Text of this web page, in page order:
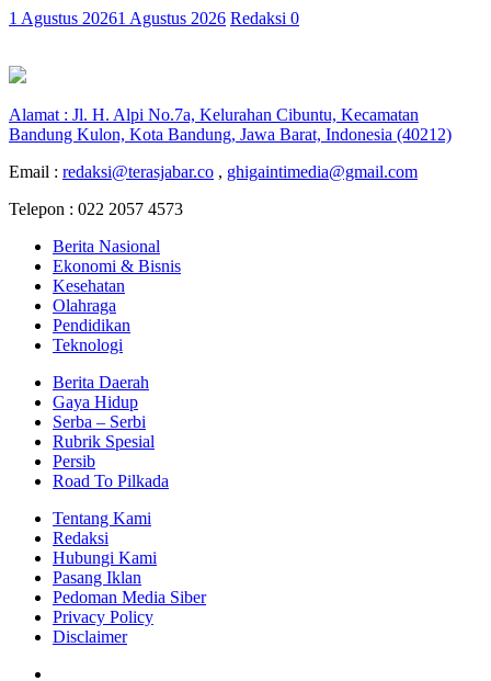
1 Agustus 20261 Agustus 2026 Redaksi 0
Alamat : Jl. H. Alpi No.7a, Kelurahan Cibuntu, Kecamatan
Bandung Kulon, Kota Bandung, Jawa Barat, Indonesia (40212)
Email : redaksi@terasjabar.co , ghigaintimedia@gmail.com
Telepon : 022 2057 4573
Berita Nasional
Ekonomi & Bisnis
Kesehatan
Olahraga
Pendidikan
Teknologi
Berita Daerah
Gaya Hidup
Serba – Serbi
Rubrik Spesial
Persib
Road To Pilkada
Tentang Kami
Redaksi
Hubungi Kami
Pasang Iklan
Pedoman Media Siber
Privacy Policy
Disclaimer